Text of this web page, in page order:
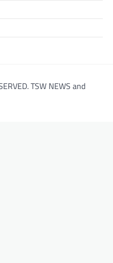
TSW NEWS and